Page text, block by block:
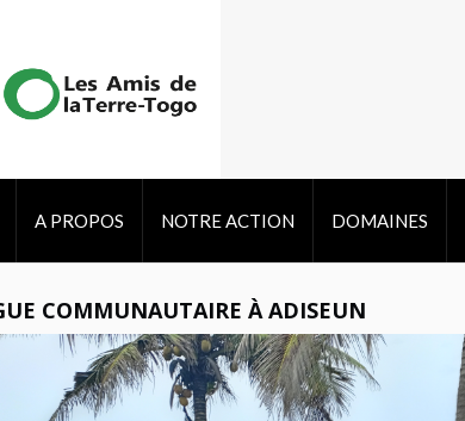
A PROPOS NOTRE ACTION DOMAINES
COMMUNAUTAIRE À ADISEUN